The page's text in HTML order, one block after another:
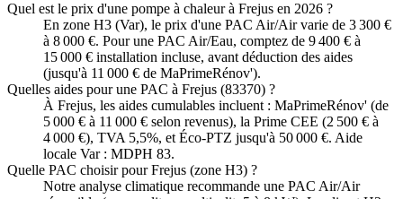
Quel est le prix d'une pompe à chaleur à Frejus en 2026 ?
En zone H3 (Var), le prix d'une PAC Air/Air varie de 3 300 €
à 8 000 €. Pour une PAC Air/Eau, comptez de 9 400 € à
15 000 € installation incluse, avant déduction des aides
(jusqu'à 11 000 € de MaPrimeRénov').
Quelles aides pour une PAC à Frejus (83370) ?
À Frejus, les aides cumulables incluent : MaPrimeRénov' (de
5 000 € à 11 000 € selon revenus), la Prime CEE (2 500 € à
4 000 €), TVA 5,5%, et Éco-PTZ jusqu'à 50 000 €. Aide
locale Var : MDPH 83.
Quelle PAC choisir pour Frejus (zone H3) ?
Notre analyse climatique recommande une PAC Air/Air